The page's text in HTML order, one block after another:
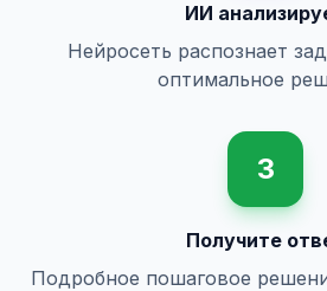
ИИ
Нейросеть распознает
оптимальное
3
Получите
Подробное пошаговое